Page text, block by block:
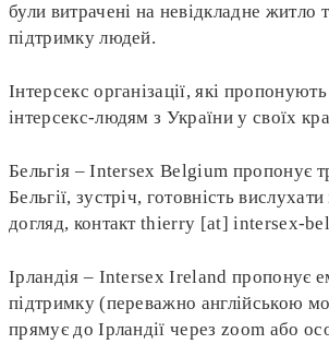
були витрачені на невідкладне житло
підтримку людей.
Інтерсекс організації, які
інтерсекс-людям з України у своїх
Бельгія – Intersex Belgium пропонує
Бельгії, зустріч, готовність
догляд, контакт thierry [at] intersex-
Ірландія – Intersex Ireland пропонує
підтримку (переважно англійською
прямує до Ірландії через zoom або